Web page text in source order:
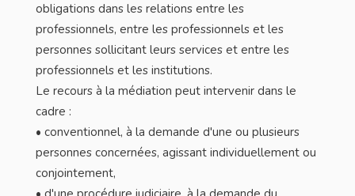
obligations dans les relations entre les
professionnels, entre les professionnels et les
personnes sollicitant leurs services et entre les
professionnels et les institutions.
Le recours à la médiation peut intervenir dans le
cadre :
• conventionnel, à la demande d'une ou plusieurs
personnes concernées, agissant individuellement ou
conjointement,